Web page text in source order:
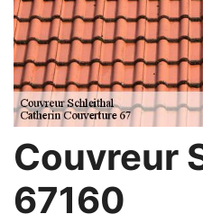
Couvreur
67160